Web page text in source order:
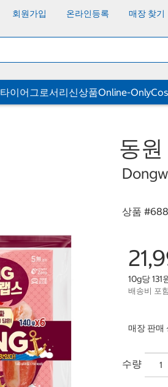
회원가입 온라인등록 매장 찾기
타이어그로서리신상품Online-Only
동
상품 #
10g당 131
배송비 포
매장 판매
수량